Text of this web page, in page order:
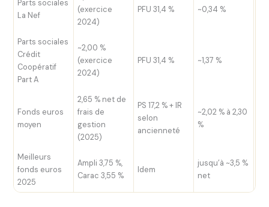
Parts sociales
La Nef
(exercice
2024)
PFU 31,4 % ~0,34 %
Parts sociales
Crédit
Coopératif
Part A
~2,00 %
(exercice
2024)
PFU 31,4 % ~1,37 %
Fonds euros
moyen
2,65 % net de
frais de
gestion
(2025)
PS 17,2 % + IR
selon
ancienneté
~2,02 % à 2,30
%
Meilleurs
fonds euros
2025
Ampli 3,75 %,
Carac 3,55 %
Idem
jusqu’à ~3,5 %
net